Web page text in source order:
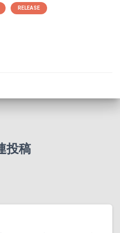
RELEASE
投稿